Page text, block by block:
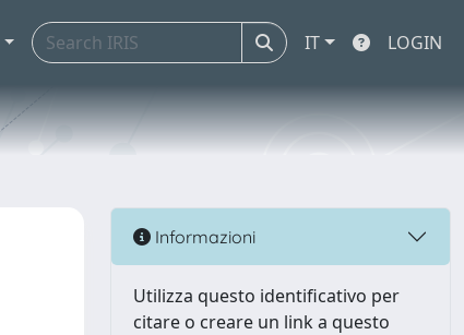
IT LOGIN
Informazioni
Utilizza questo identificativo per
citare o creare un link a questo